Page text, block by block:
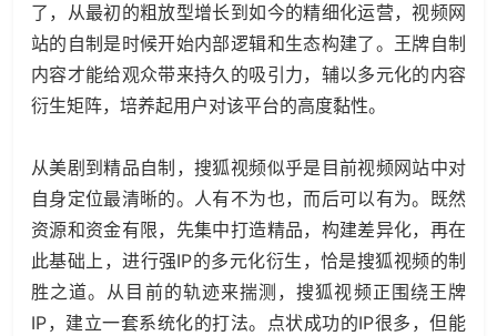
了，从最初的粗放型增长到如今的精细化运营，视频网
站的自制是时候开始内部逻辑和生态构建了。王牌自制
内容才能给观众带来持久的吸引力，辅以多元化的内容
衍生矩阵，培养起用户对该平台的高度黏性。
从美剧到精品自制，搜狐视频似乎是目前视频网站中对
自身定位最清晰的。人有不为也，而后可以有为。既然
资源和资金有限，先集中打造精品，构建差异化，再在
此基础上，进行强IP的多元化衍生，恰是搜狐视频的制
胜之道。从目前的轨迹来揣测，搜狐视频正围绕王牌
IP，建立一套系统化的打法。点状成功的IP很多，但能